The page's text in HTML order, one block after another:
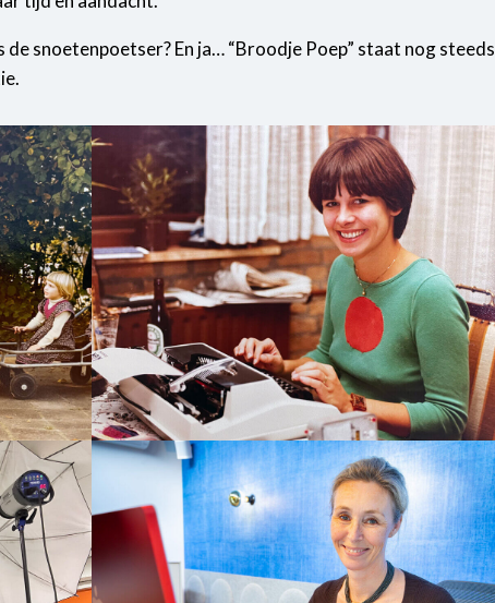
snoetenpoetser? En ja… “Broodje Poep” staat nog steeds